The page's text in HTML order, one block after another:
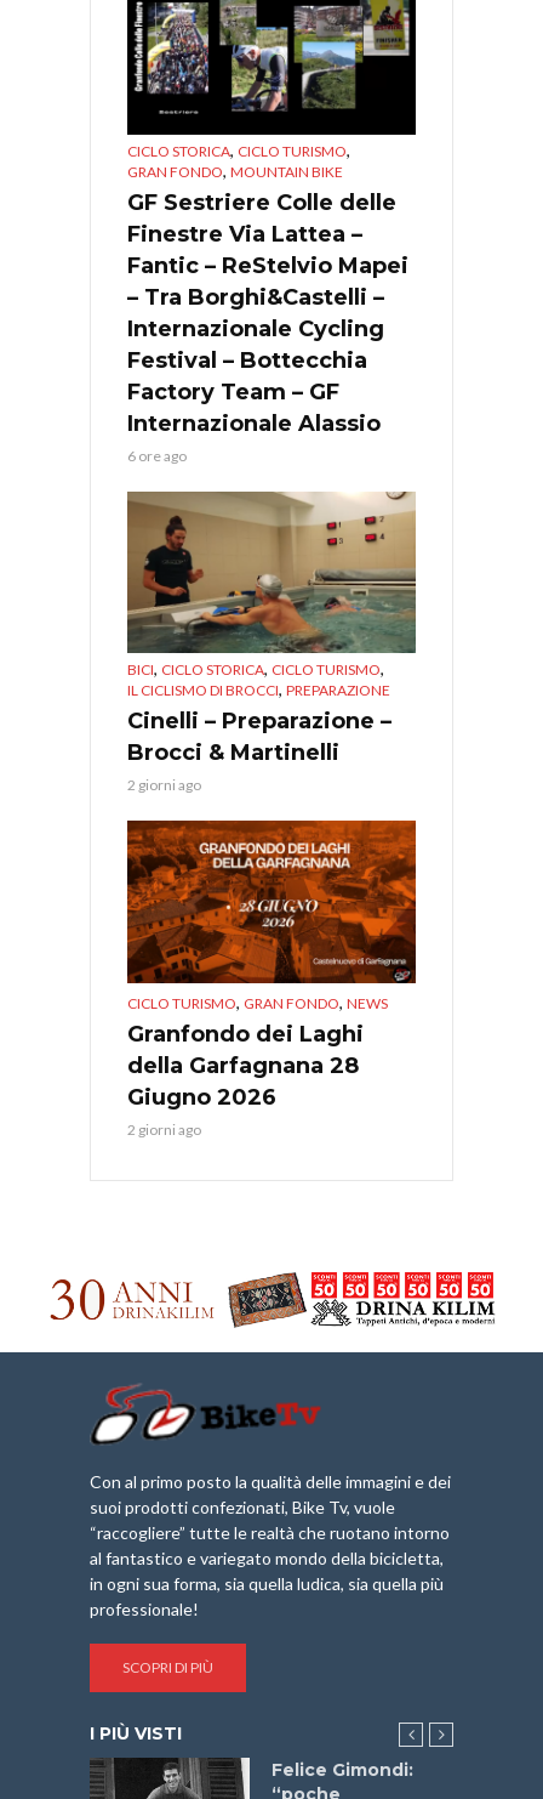
CICLO STORICA, CICLO TURISMO,
GRAN FONDO, MOUNTAIN BIKE
GF Sestriere Colle delle
Finestre Via Lattea –
Fantic – ReStelvio Mapei
– Tra Borghi&Castelli –
Internazionale Cycling
Festival – Bottecchia
Factory Team – GF
Internazionale Alassio
6 ore ago
BICI, CICLO STORICA, CICLO TURISMO,
IL CICLISMO DI BROCCI, PREPARAZIONE
Cinelli – Preparazione –
Brocci & Martinelli
2 giorni ago
CICLO TURISMO, GRAN FONDO, NEWS
Granfondo dei Laghi
della Garfagnana 28
Giugno 2026
2 giorni ago
Con al primo posto la qualità delle immagini e dei
suoi prodotti confezionati, Bike Tv, vuole
“raccogliere” tutte le realtà che ruotano intorno
al fantastico e variegato mondo della bicicletta,
in ogni sua forma, sia quella ludica, sia quella più
professionale!
SCOPRI DI PIÙ
I PIÙ VISTI
Felice Gimondi:
“poche